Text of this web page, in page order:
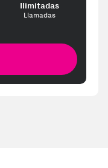
Ilimitadas
Llamadas